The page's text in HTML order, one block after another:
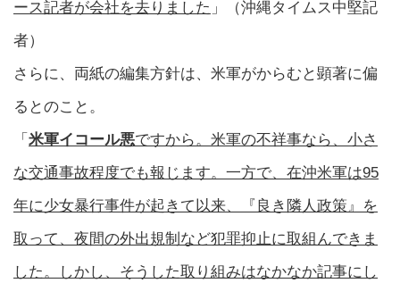
ース記者が会社を去りました 」（沖縄タイムス中堅記
者）
さらに、両紙の編集方針は、米軍がからむと顕著に偏
るとのこと。
「米軍イコール悪ですから。米軍の不祥事なら、小さ
な交通事故程度でも報じます。一方で、在沖米軍は95
年に少女暴行事件が起きて以来、『良き隣人政策』を
取って、夜間の外出規制など犯罪抑止に取組んできま
した。しかし、そうした取り組みはなかなか記事にし